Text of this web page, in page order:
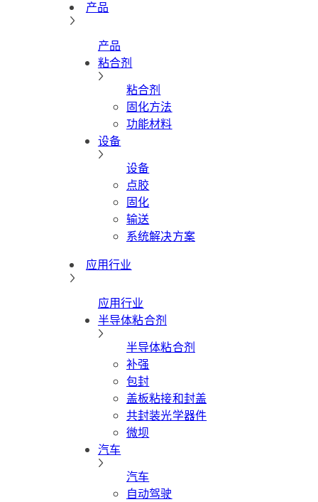
产品
产品
粘合剂
粘合剂
固化方法
功能材料
设备
设备
点胶
固化
输送
系统解决方案
应用行业
应用行业
半导体粘合剂
半导体粘合剂
补强
包封
盖板粘接和封盖
共封装光学器件
微坝
汽车
汽车
自动驾驶